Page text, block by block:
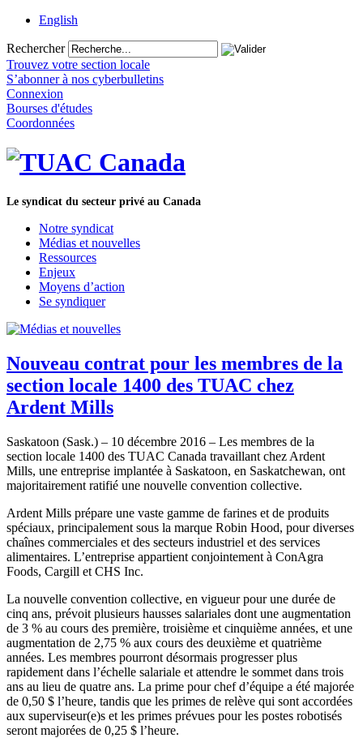
English
Rechercher
Trouvez votre section locale
S’abonner à nos cyberbulletins
Connexion
Bourses d'études
Coordonnées
Le syndicat du secteur privé au Canada
Notre syndicat
Médias et nouvelles
Ressources
Enjeux
Moyens d’action
Se syndiquer
Nouveau contrat pour les membres de la
section locale 1400 des TUAC chez
Ardent Mills
Saskatoon (Sask.) – 10 décembre 2016 – Les membres de la
section locale 1400 des TUAC Canada travaillant chez Ardent
Mills, une entreprise implantée à Saskatoon, en Saskatchewan, ont
majoritairement ratifié une nouvelle convention collective.
Ardent Mills prépare une vaste gamme de farines et de produits
spéciaux, principalement sous la marque Robin Hood, pour diverses
chaînes commerciales et des secteurs industriel et des services
alimentaires. L’entreprise appartient conjointement à ConAgra
Foods, Cargill et CHS Inc.
La nouvelle convention collective, en vigueur pour une durée de
cinq ans, prévoit plusieurs hausses salariales dont une augmentation
de 3 % au cours des première, troisième et cinquième années, et une
augmentation de 2,75 % aux cours des deuxième et quatrième
années. Les membres pourront désormais progresser plus
rapidement dans l’échelle salariale et attendre le sommet dans trois
ans au lieu de quatre ans. La prime pour chef d’équipe a été majorée
de 0,50 $ l’heure, tandis que les primes de relève qui sont accordées
aux superviseur(e)s et les primes prévues pour les postes robotisés
seront majorées de 0,25 $ l’heure.